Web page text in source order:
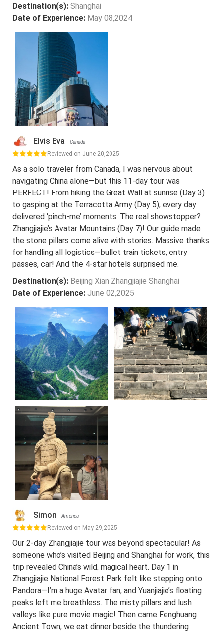
Destination(s): Shanghai
Date of Experience: May 08,2024
Elvis Eva Canada
Reviewed on June 20,2025
As a solo traveler from Canada, I was nervous about
navigating China alone—but this 11-day tour was
PERFECT! From hiking the Great Wall at sunrise (Day 3)
to gasping at the Terracotta Army (Day 5), every day
delivered ‘pinch-me’ moments. The real showstopper?
Zhangjiajie’s Avatar Mountains (Day 7)! Our guide made
the stone pillars come alive with stories. Massive thanks
for handling all logistics—bullet train tickets, entry
passes, car! And the 4-star hotels surprised me.
Destination(s): Beijing Xian Zhangjiajie Shanghai
Date of Experience: June 02,2025
Simon America
Reviewed on May 29,2025
Our 2-day Zhangjiajie tour was beyond spectacular! As
someone who’s visited Beijing and Shanghai for work, this
trip revealed China’s wild, magical heart. Day 1 in
Zhangjiajie National Forest Park felt like stepping onto
Pandora—I’m a huge Avatar fan, and Yuanjiajie’s floating
peaks left me breathless. The misty pillars and lush
valleys like pure movie magic! Then came Fenghuang
Ancient Town, we eat dinner beside the thundering